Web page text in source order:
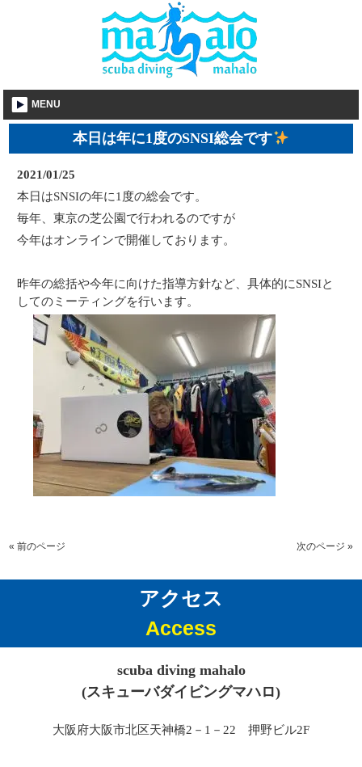
MENU
本日は年に1度のSNSI総会です
2021/01/25
本日はSNSIの年に1度の総会です。
毎年、東京の芝公園で行われるのですが
今年はオンラインで開催しております。
昨年の総括や今年に向けた指導方針など、具体的にSNSIと
してのミーティングを行います。
« 前のページ 次のページ »
アクセス
Access
scuba diving mahalo
(スキューバダイビングマハロ)
大阪府大阪市北区天神橋2－1－22 押野ビル2F